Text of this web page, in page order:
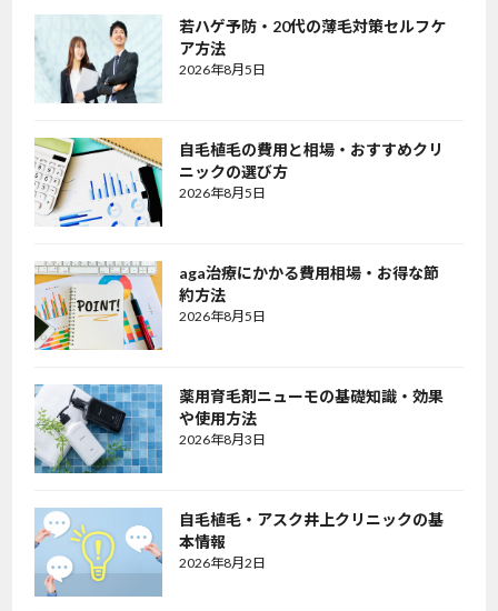
若ハゲ予防・20代の薄毛対策セルフケ
ア方法
2026年8月5日
自毛植毛の費用と相場・おすすめクリ
ニックの選び方
2026年8月5日
aga治療にかかる費用相場・お得な節
約方法
2026年8月5日
薬用育毛剤ニューモの基礎知識・効果
や使用方法
2026年8月3日
自毛植毛・アスク井上クリニックの基
本情報
2026年8月2日